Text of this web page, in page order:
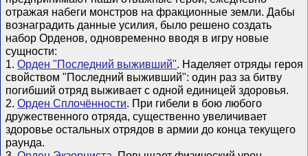
отражая набеги монстров на фракционные земли. Дабы
вознаградить данные усилия, было решено создать
набор Орденов, одновременно вводя в игру новые
сущности:
1.Орден "Последний выживший". Наделяет отряды героя
свойством "Последний выживший": один раз за битву
погибший отряд выживает с одной единицей здоровья.
2.Орден Сплочённости. При гибели в бою любого
дружественного отряда, существенно увеличивает
здоровье остальных отрядов в армии до конца текущего
раунда.